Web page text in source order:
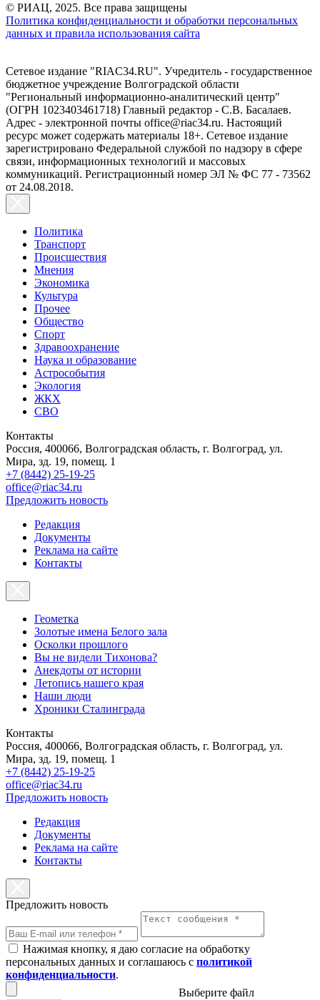
© РИАЦ, 2025. Все права защищены
Политика конфиденциальности и обработки персональных
данных и правила использования сайта
Сетевое издание "RIAC34.RU". Учредитель - государственное
бюджетное учреждение Волгоградской области
"Региональный информационно-аналитический центр"
(ОГРН 1023403461718) Главный редактор - С.В. Басалаев.
Адрес - электронной почты office@riac34.ru. Настоящий
ресурс может содержать материалы 18+. Сетевое издание
зарегистрировано Федеральной службой по надзору в сфере
связи, информационных технологий и массовых
коммуникаций. Регистрационный номер ЭЛ № ФС 77 - 73562
от 24.08.2018.
Политика
Транспорт
Происшествия
Мнения
Экономика
Культура
Прочее
Общество
Спорт
Здравоохранение
Наука и образование
Астрособытия
Экология
ЖКХ
СВО
Контакты
Россия, 400066, Волгоградская область, г. Волгоград, ул.
Мира, зд. 19, помещ. 1
+7 (8442) 25-19-25
office@riac34.ru
Предложить новость
Редакция
Документы
Реклама на сайте
Контакты
Геометка
Золотые имена Белого зала
Осколки прошлого
Вы не видели Тихонова?
Анекдоты от истории
Летопись нашего края
Наши люди
Хроники Сталинграда
Контакты
Россия, 400066, Волгоградская область, г. Волгоград, ул.
Мира, зд. 19, помещ. 1
+7 (8442) 25-19-25
office@riac34.ru
Предложить новость
Редакция
Документы
Реклама на сайте
Контакты
Предложить новость
Нажимая кнопку, я даю согласие на обработку
персональных данных и соглашаюсь с политикой
конфиденциальности.
Выберите файл